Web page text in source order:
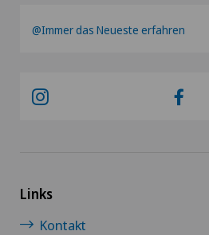
@Immer das Neueste erfahren
Links
Kontakt